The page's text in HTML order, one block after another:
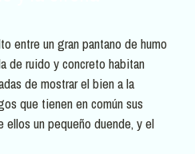
entre un gran pantano de humo
de ruido y concreto habitan
de mostrar el bien a la
que tienen en común sus
ellos un pequeño duende, y el